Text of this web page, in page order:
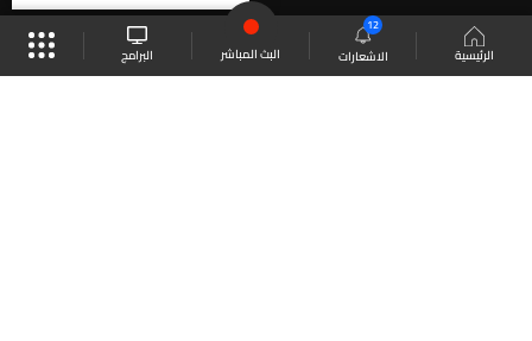
الرئيسية الاشعارات
12
البث المباشر البرامج
موقع البرامج الجدول البث المباشر